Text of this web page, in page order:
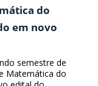
do
em novo
semestre de
Matemática do